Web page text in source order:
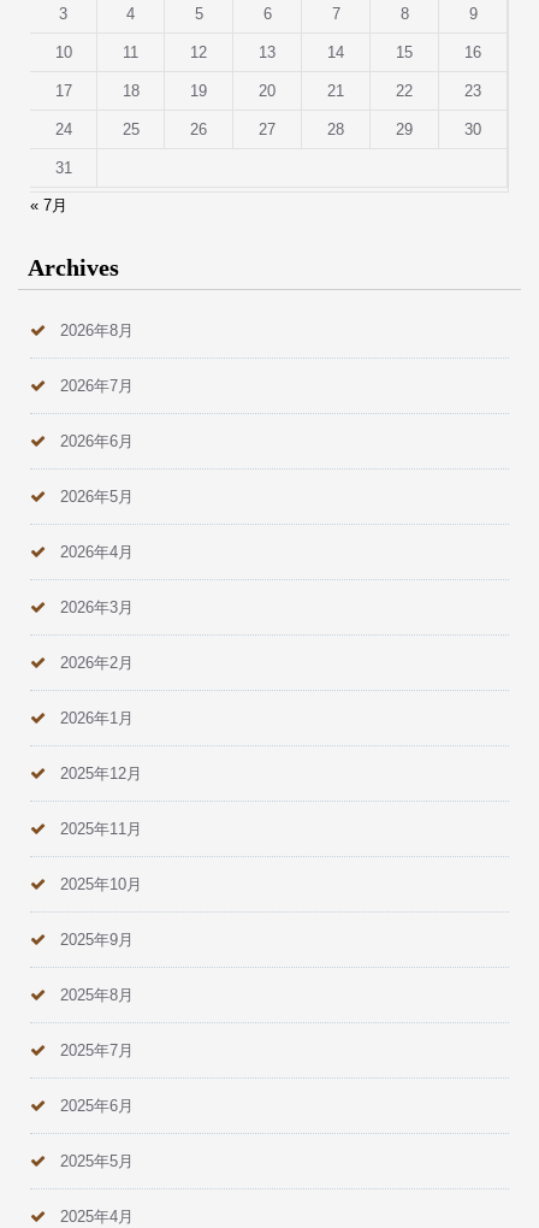
3 4 5 6 7 8 9
10 11 12 13 14 15 16
17 18 19 20 21 22 23
24 25 26 27 28 29 30
31
« 7月
Archives
2026年8月
2026年7月
2026年6月
2026年5月
2026年4月
2026年3月
2026年2月
2026年1月
2025年12月
2025年11月
2025年10月
2025年9月
2025年8月
2025年7月
2025年6月
2025年5月
2025年4月